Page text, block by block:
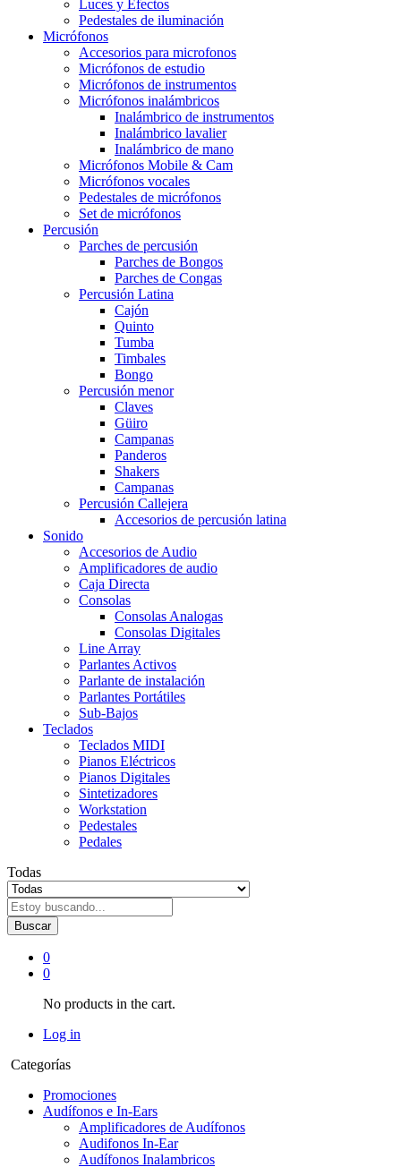
Luces y Efectos
Pedestales de iluminación
Micrófonos
Accesorios para microfonos
Micrófonos de estudio
Micrófonos de instrumentos
Micrófonos inalámbricos
Inalámbrico de instrumentos
Inalámbrico lavalier
Inalámbrico de mano
Micrófonos Mobile & Cam
Micrófonos vocales
Pedestales de micrófonos
Set de micrófonos
Percusión
Parches de percusión
Parches de Bongos
Parches de Congas
Percusión Latina
Cajón
Quinto
Tumba
Timbales
Bongo
Percusión menor
Claves
Güiro
Campanas
Panderos
Shakers
Campanas
Percusión Callejera
Accesorios de percusión latina
Sonido
Accesorios de Audio
Amplificadores de audio
Caja Directa
Consolas
Consolas Analogas
Consolas Digitales
Line Array
Parlantes Activos
Parlante de instalación
Parlantes Portátiles
Sub-Bajos
Teclados
Teclados MIDI
Pianos Eléctricos
Pianos Digitales
Sintetizadores
Workstation
Pedestales
Pedales
Todas
Buscar
0
0
No products in the cart.
Log in
Categorías
Promociones
Audífonos e In-Ears
Amplificadores de Audífonos
Audifonos In-Ear
Audífonos Inalambricos